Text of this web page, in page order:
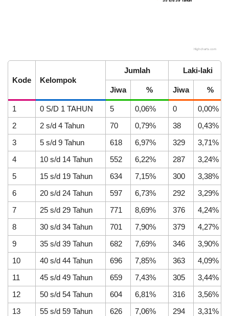
LAPAK DESA GALERI FOTO INVENTARIS DATA STUNTING
DATA PETA ARSIP ARTIKEL
Highcharts.com
Kode Kelompok
Jumlah Laki-laki
Jiwa % Jiwa %
1 0 S/D 1 TAHUN 5 0,06% 0
0,00%
2
2 s/d 4 Tahun 70 0,79% 38
0,43%
3
5 s/d 9 Tahun 618 6,97% 329
3,71%
4
10 s/d 14 Tahun 552 6,22% 287
3,24%
5
15 s/d 19 Tahun 634 7,15% 300
3,38%
6
20 s/d 24 Tahun 597 6,73% 292
3,29%
7
25 s/d 29 Tahun 771 8,69% 376
4,24%
8
30 s/d 34 Tahun 701 7,90% 379
4,27%
9
35 s/d 39 Tahun 682 7,69% 346
3,90%
10
40 s/d 44 Tahun 696 7,85% 363
4,09%
11
45 s/d 49 Tahun 659 7,43% 305
3,44%
12
50 s/d 54 Tahun 604 6,81% 316
3,56%
13
55 s/d 59 Tahun 626 7,06% 294
3,31%
28
Juli
2026
40
Kali
Cegah
Demam
Berdarah,
Mahasiswa
KKN
UNNES
Ajak
Kader
Posyandu
Olah
Serai
Jadi
Anti
Nyamuk
Alami
Dukung
SDGs